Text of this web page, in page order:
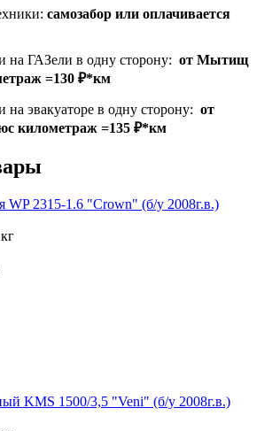
самозабор или оплачивается
на ГАЗели в одну сторону: от Мытищ
=130 ₽*км
на эвакуаторе в одну сторону: от
километраж =135 ₽*км
WP 2315-1.6 "Crown" (б/у 2008г.в.)
KMS 1500/3,5 "Veni" (б/у 2008г.в.)